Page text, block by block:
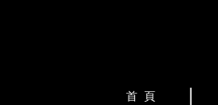
首 頁